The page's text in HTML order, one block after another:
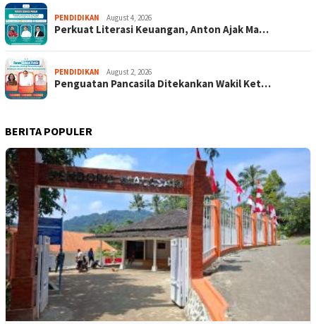
PENDIDIKAN August 4, 2026
Perkuat Literasi Keuangan, Anton Ajak Ma…
PENDIDIKAN August 2, 2026
Penguatan Pancasila Ditekankan Wakil Ket…
BERITA POPULER